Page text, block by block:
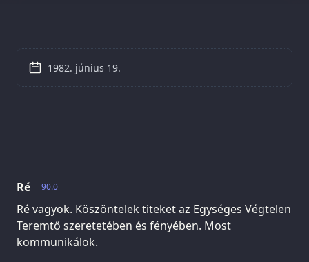
90.0
Ré
Ré vagyok. Köszöntelek titeket az Egységes Végtelen
Teremtő szeretetében és fényében. Most
kommunikálok.
1982. június 19.